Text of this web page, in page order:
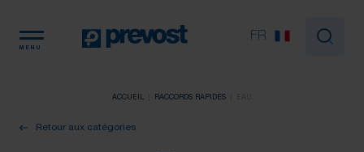
MENU
FR
ACCUEIL RACCORDS RAPIDES
Retour aux catégories